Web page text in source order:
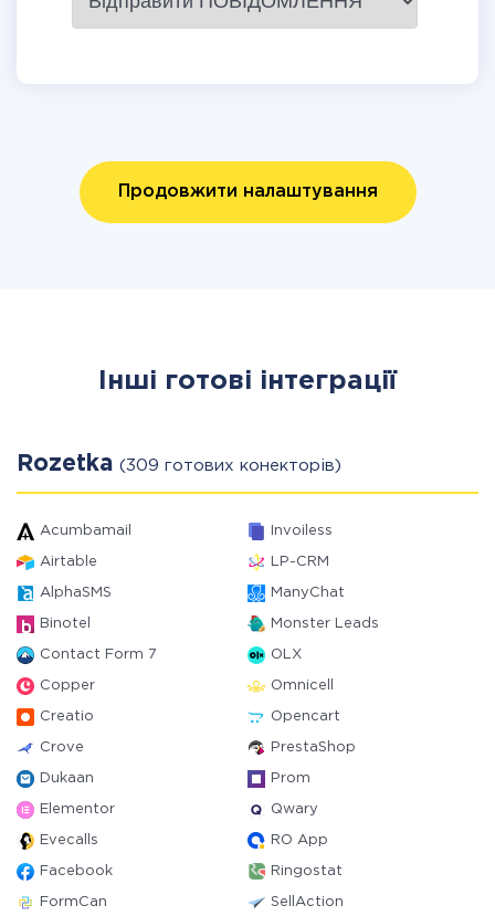
Продовжити налаштування
Інші готові інтеграції
Rozetka (309 готових конекторів)
Acumbamail Invoiless
Airtable LP-CRM
AlphaSMS ManyChat
Binotel Monster Leads
Contact Form 7 OLX
Copper Omnicell
Creatio Opencart
Crove PrestaShop
Dukaan Prom
Elementor Qwary
Evecalls RO App
Facebook Ringostat
FormCan SellAction